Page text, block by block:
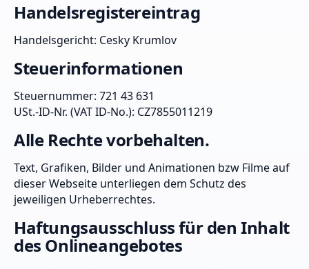
Handelsregistereintrag
Handelsgericht: Cesky Krumlov
Steuerinformationen
Steuernummer: 721 43 631
USt.-ID-Nr. (VAT ID-No.): CZ7855011219
Alle Rechte vorbehalten.
Text, Grafiken, Bilder und Animationen bzw Filme auf
dieser Webseite unterliegen dem Schutz des
jeweiligen Urheberrechtes.
Haftungsausschluss für den Inhalt
des Onlineangebotes